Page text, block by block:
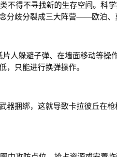
得不寻找新的生存空间。科
分歧分裂成三大阵营——欧泊、
人躲避子弹、在墙面移动等
，只能进行换弹操作。
捆绑，这就导致卡拉彼丘在